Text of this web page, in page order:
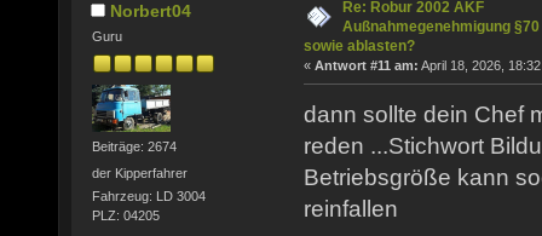
Norbert04
Guru
Beiträge: 2674
der Kipperfahrer
Fahrzeug: LD 3004
PLZ: 04205
Re: Robur 2002 AKF
Außnahmegenehmigung §70
sowie ablasten?
« Antwort #11 am: April 18, 2026,
dann sollte dein Chef
reden ...Stichwort
Betriebsgröße kann
reinfallen